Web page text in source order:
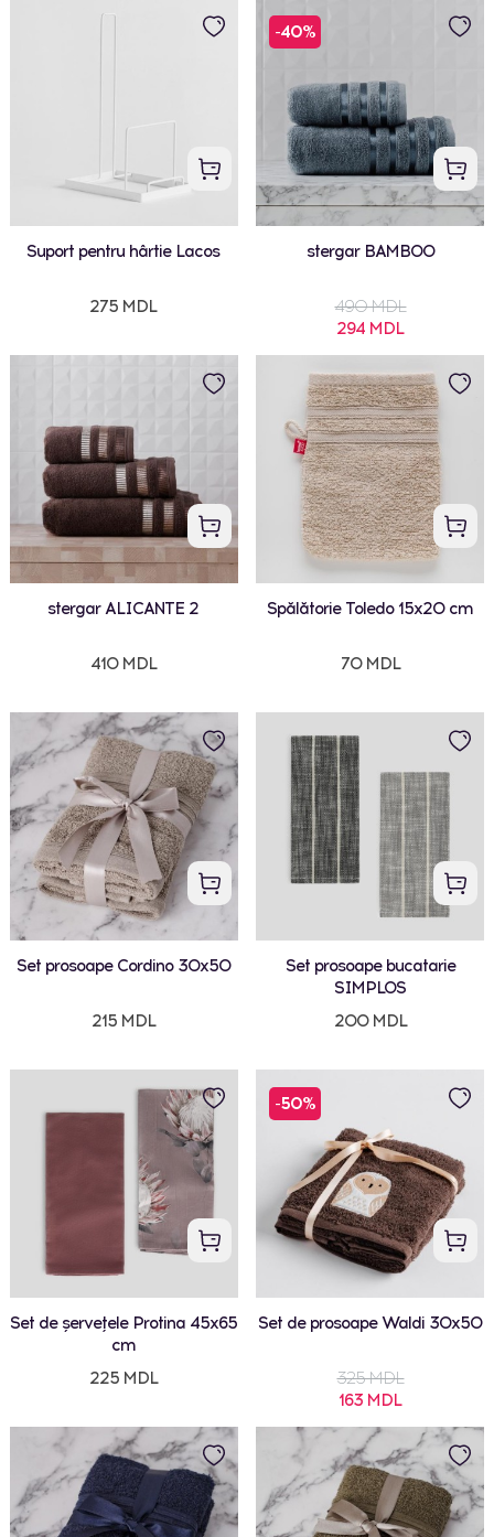
Suport pentru hârtie Lacos
275 MDL
-40%
stergar BAMBOO
490 MDL
294 MDL
stergar ALICANTE 2
410 MDL
Spălătorie Toledo 15x20 cm
70 MDL
Set prosoape Cordino 30x50
215 MDL
Set prosoape bucatarie
SIMPLOS
200 MDL
Set de șervețele Protina 45x65
cm
225 MDL
-50%
Set de prosoape Waldi 30x50
325 MDL
163 MDL